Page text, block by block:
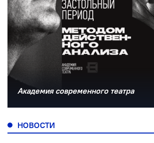
Академия современного театра
НОВОСТИ